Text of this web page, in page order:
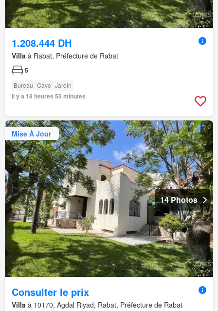
1.208.444 DH
Villa à Rabat, Préfecture de Rabat
5
Bureau Cave Jardin
Il y a 18 heures 55 minutes
Mise À Jour
14 Photos
Consulter le prix
Villa à 10170, Agdal Riyad, Rabat, Préfecture de Rabat